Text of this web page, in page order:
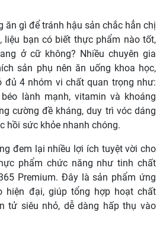
ăn gì để tránh hậu sản chắc hẳn chị
liệu bạn có biết thực phẩm nào tốt,
ở cữ không? Nhiều chuyên gia
sản phụ nên ăn uống khoa học,
đủ 4 nhóm vi chất quan trọng như:
lành mạnh, vitamin và khoáng
cường đề kháng, duy trì vóc dáng
hồi sức khỏe nhanh chóng.
đem lại nhiều lợi ích tuyệt vời cho
phẩm chức năng như tinh chất
Premium. Đây là sản phẩm ứng
hiện đại, giúp tổng hợp hoạt chất
tử siêu nhỏ, dễ dàng hấp thụ vào